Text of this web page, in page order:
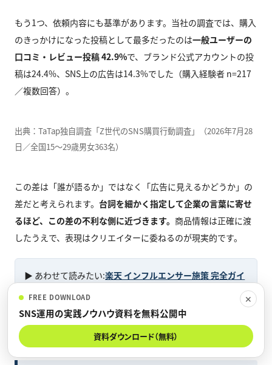
もう1つ、依頼内容にも基準があります。当社の調査では、購入
のきっかけになった投稿として最多だったのは一般ユーザーの
口コミ・レビュー投稿 42.9%で、ブランド公式アカウントの投
稿は24.4%、SNS上の広告は14.3%でした（購入経験者 n=217
／複数回答）。
出典：TaTap独自調査「Z世代のSNS購買行動調査」（2026年7月28
日／全国15〜29歳男女363名）
この差は「誰が語るか」ではなく「広告に見えるかどうか」の
差だと考えられます。 台詞を細かく指定して企業の言葉に寄せ
るほど、この差の不利な側に近づきます。 商品情報は正確に渡
したうえで、表現はクリエイターに委ねるのが現実的です。
▶ あわせて読みたい:楽天 インフルエンサー施策 完全ガイ
ド｜ギフティング×ROOM×広告で楽天市場の売上を最大
化する実践戦略
✕
FREE DOWNLOAD
SNS運用の実践ノウハウ資料を無料公開中
資料ダウンロード（無料）